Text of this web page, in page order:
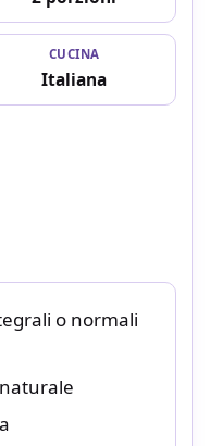
CUCINA
Italiana
o normali